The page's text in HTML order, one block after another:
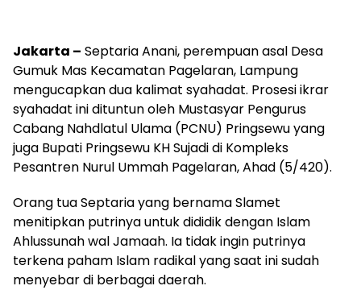
Jakarta – Septaria Anani, perempuan asal Desa
Gumuk Mas Kecamatan Pagelaran, Lampung
mengucapkan dua kalimat syahadat. Prosesi ikrar
syahadat ini dituntun oleh Mustasyar Pengurus
Cabang Nahdlatul Ulama (PCNU) Pringsewu yang
juga Bupati Pringsewu KH Sujadi di Kompleks
Pesantren Nurul Ummah Pagelaran, Ahad (5/420).
Orang tua Septaria yang bernama Slamet
menitipkan putrinya untuk dididik dengan Islam
Ahlussunah wal Jamaah. Ia tidak ingin putrinya
terkena paham Islam radikal yang saat ini sudah
menyebar di berbagai daerah.